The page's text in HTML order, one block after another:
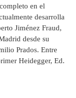
en el
desarrolla
Jiménez Fraud,
desde su
Prados. Entre
Heidegger, Ed.